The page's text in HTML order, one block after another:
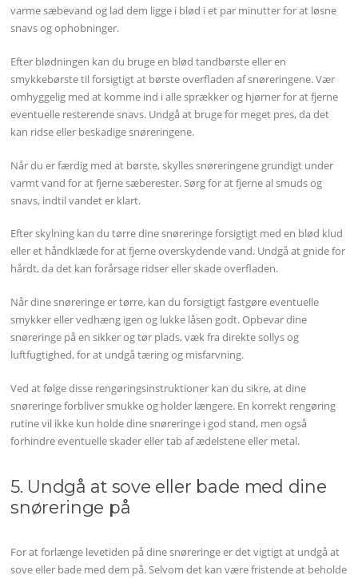
varme sæbevand og lad dem ligge i blød i et par minutter for at løsne
snavs og ophobninger.
Efter blødningen kan du bruge en blød tandbørste eller en
smykkebørste til forsigtigt at børste overfladen af snøreringene. Vær
omhyggelig med at komme ind i alle sprækker og hjørner for at fjerne
eventuelle resterende snavs. Undgå at bruge for meget pres, da det
kan ridse eller beskadige snøreringene.
Når du er færdig med at børste, skylles snøreringene grundigt under
varmt vand for at fjerne sæberester. Sørg for at fjerne al smuds og
snavs, indtil vandet er klart.
Efter skylning kan du tørre dine snøreringe forsigtigt med en blød klud
eller et håndklæde for at fjerne overskydende vand. Undgå at gnide for
hårdt, da det kan forårsage ridser eller skade overfladen.
Når dine snøreringe er tørre, kan du forsigtigt fastgøre eventuelle
smykker eller vedhæng igen og lukke låsen godt. Opbevar dine
snøreringe på en sikker og tør plads, væk fra direkte sollys og
luftfugtighed, for at undgå tæring og misfarvning.
Ved at følge disse rengøringsinstruktioner kan du sikre, at dine
snøreringe forbliver smukke og holder længere. En korrekt rengøring
rutine vil ikke kun holde dine snøreringe i god stand, men også
forhindre eventuelle skader eller tab af ædelstene eller metal.
5. Undgå at sove eller bade med dine
snøreringe på
For at forlænge levetiden på dine snøreringe er det vigtigt at undgå at
sove eller bade med dem på. Selvom det kan være fristende at beholde